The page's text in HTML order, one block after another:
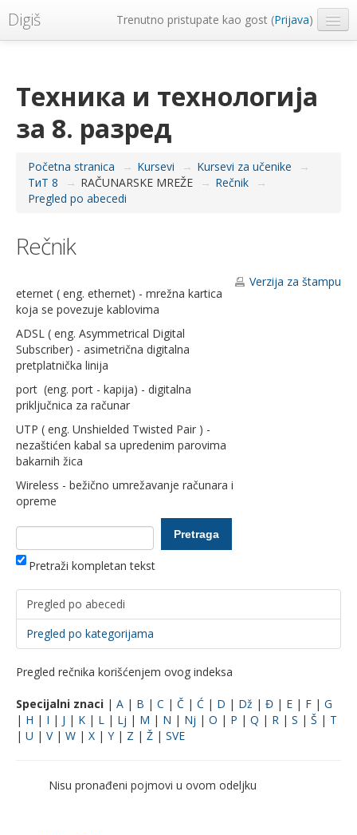
Digiš Trenutno pristupate kao gost (Prijava)
Техника и технологија
за 8. разред
Početna stranica → Kursevi → Kursevi za učenike
→
ТиТ 8
→ RAČUNARSKE MREŽE → Rečnik
→
Pregled po abecedi
Rečnik
Verzija za štampu
eternet ( eng. ethernet) - mrežna kartica
koja se povezuje kablovima
ADSL ( eng. Asymmetrical Digital
Subscriber) - asimetrična digitalna
pretplatnička linija
port (eng. port - kapija) - digitalna
priključnica za računar
UTP ( eng. Unshielded Twisted Pair ) -
nezaštićen kabal sa upredenim parovima
bakarnih žica
Wireless - bežično umrežavanje računara i
opreme
Pretraži kompletan tekst
Pregled po abecedi
Pregled po kategorijama
Pregled rečnika korišćenjem ovog indeksa
Specijalni znaci | A | B | C | Č | Ć | D | Dž | Đ | E | F | G
| H | I | J | K | L | Lj | M | N | Nj | O | P | Q | R | S | Š | T
| U | V| W | X | Y| Z | Ž | SVE
Nisu pronađeni pojmovi u ovom odeljku